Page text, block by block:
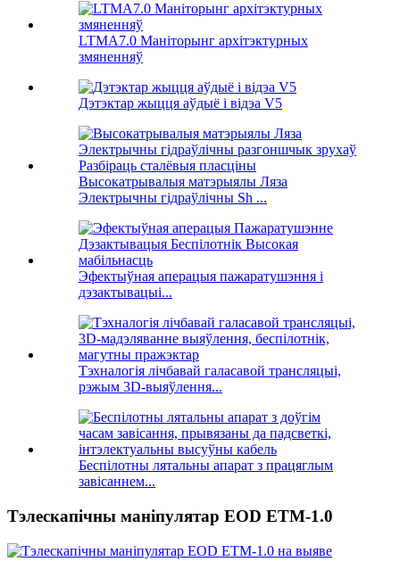
LTMA7.0 Маніторынг архітэктурных
змяненняў
Дэтэктар жыцця аўдыё і відэа V5
Высокатрывалыя матэрыялы Ляза
Электрычны гідраўлічны Sh ...
Эфектыўная аперацыя пажаратушэння і
дэзактывацыі...
Тэхналогія лічбавай галасавой трансляцыі,
рэжым 3D-выяўлення...
Беспілотны лятальны апарат з працяглым
завісаннем...
Тэлескапічны маніпулятар EOD ETM-1.0